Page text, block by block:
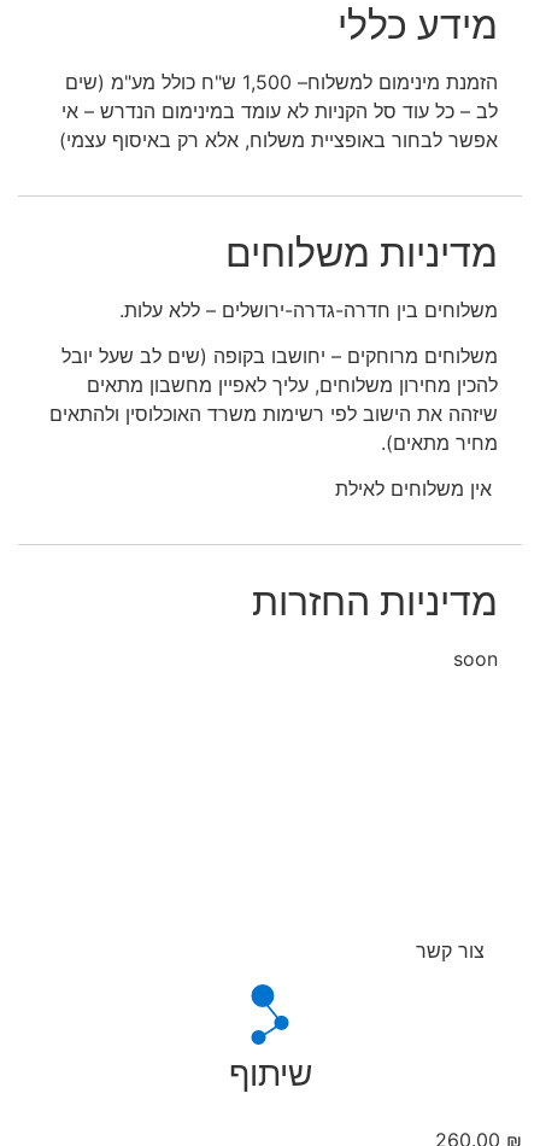
מידע כללי
הזמנת מינימום למשלוח– 1,500 ש"ח כולל מע"מ (שים
לב – כל עוד סל הקניות לא עומד במינימום הנדרש – אי
אפשר לבחור באופציית משלוח, אלא רק באיסוף עצמי)
מדיניות משלוחים
משלוחים בין חדרה-גדרה-ירושלים – ללא עלות.
משלוחים מרוחקים – יחושבו בקופה (שים לב שעל יובל
להכין מחירון משלוחים, עליך לאפיין מחשבון מתאים
שיזהה את הישוב לפי רשימות משרד האוכלוסין ולהתאים
מחיר מתאים).
אין משלוחים לאילת
מדיניות החזרות
soon
צור קשר
שיתוף
260.00₪